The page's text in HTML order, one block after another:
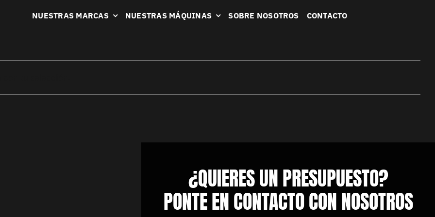
NUESTRAS MARCAS NUESTRAS MÁQUINAS SOBRE NOSOTROS CONTACTO
¿QUIERES UN PRESUPUESTO?
PONTE EN CONTACTO CON NOSOTROS